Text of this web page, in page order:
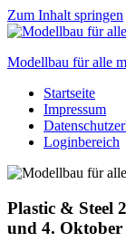
Zum Inhalt springen
Modellbau für alle
Scale
modelling
to
Startseite
Impressum
Loginbereich
Plastic & Steel
und 4. Oktober